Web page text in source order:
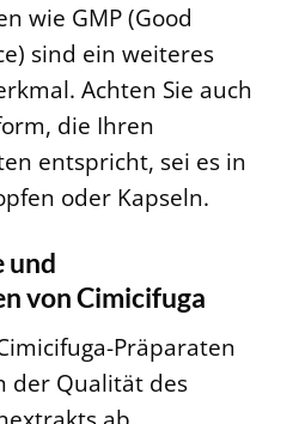
wie GMP (Good
sind ein weiteres
Achten Sie auch
die Ihren
entspricht, sei es in
oder Kapseln.
und
von Cimicifuga
Präparaten
der Qualität des